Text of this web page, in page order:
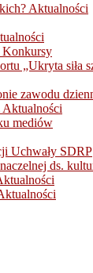
Aktualności
Konkursy
„Ukryta siła
zawodu
Aktualności
mediów
Uchwały SDRP
ds.